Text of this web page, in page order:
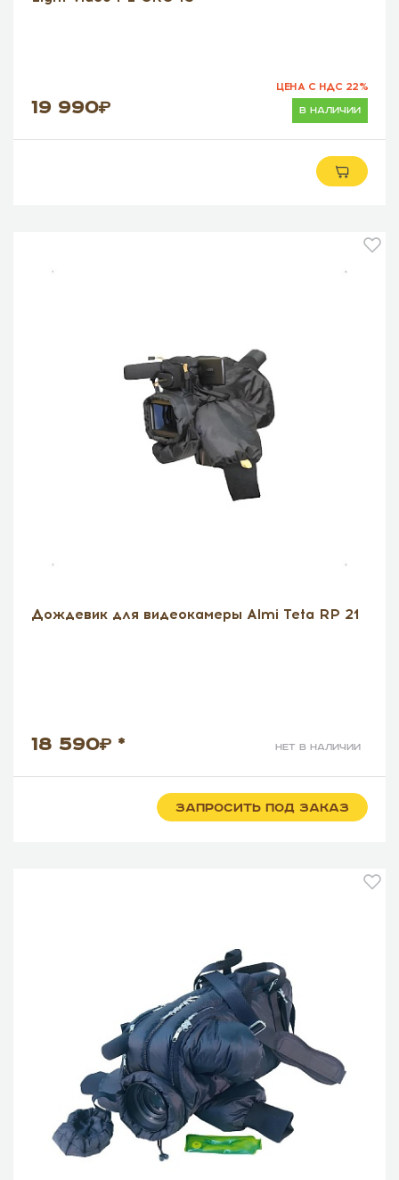
19 990 в наличии
ЦЕНА С НДС 22%
Дождевик для видеокамеры Almi Teta RP 21
18 590 * нет в наличии
ЗАПРОСИТЬ ПОД ЗАКАЗ